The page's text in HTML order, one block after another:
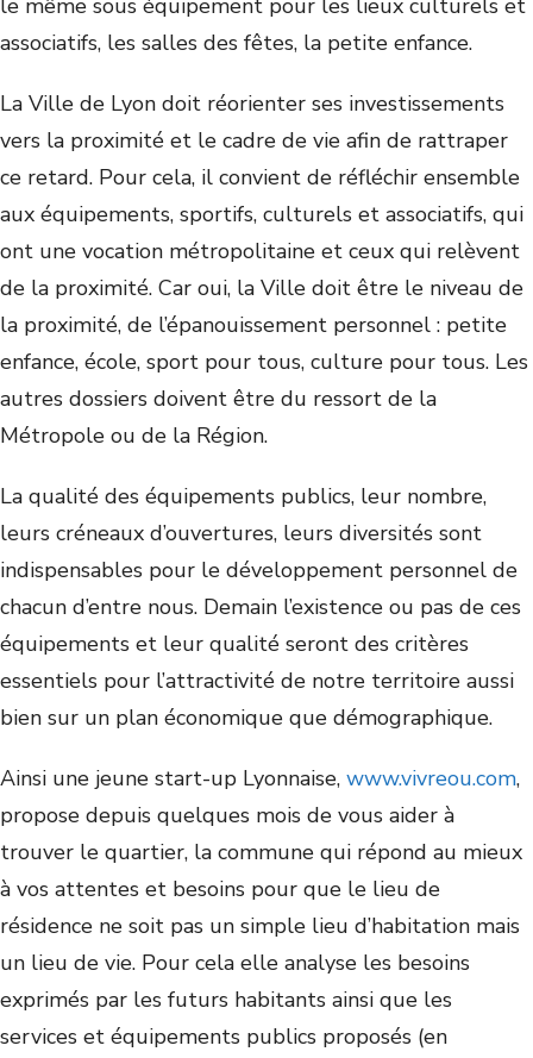
le même sous équipement pour les lieux culturels et
associatifs, les salles des fêtes, la petite enfance.
La Ville de Lyon doit réorienter ses investissements
vers la proximité et le cadre de vie afin de rattraper
ce retard. Pour cela, il convient de réfléchir ensemble
aux équipements, sportifs, culturels et associatifs, qui
ont une vocation métropolitaine et ceux qui relèvent
de la proximité. Car oui, la Ville doit être le niveau de
la proximité, de l’épanouissement personnel : petite
enfance, école, sport pour tous, culture pour tous. Les
autres dossiers doivent être du ressort de la
Métropole ou de la Région.
La qualité des équipements publics, leur nombre,
leurs créneaux d’ouvertures, leurs diversités sont
indispensables pour le développement personnel de
chacun d’entre nous. Demain l’existence ou pas de ces
équipements et leur qualité seront des critères
essentiels pour l’attractivité de notre territoire aussi
bien sur un plan économique que démographique.
Ainsi une jeune start-up Lyonnaise, www.vivreou.com,
propose depuis quelques mois de vous aider à
trouver le quartier, la commune qui répond au mieux
à vos attentes et besoins pour que le lieu de
résidence ne soit pas un simple lieu d’habitation mais
un lieu de vie. Pour cela elle analyse les besoins
exprimés par les futurs habitants ainsi que les
services et équipements publics proposés (en